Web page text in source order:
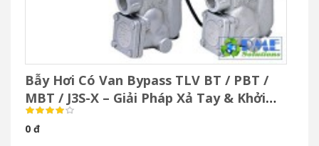
Bẫy Hơi Có Van Bypass TLV BT / PBT /
MBT / J3S-X – Giải Pháp Xả Tay & Khởi
Động Nhanh Hệ Thống Hơi
0 đ